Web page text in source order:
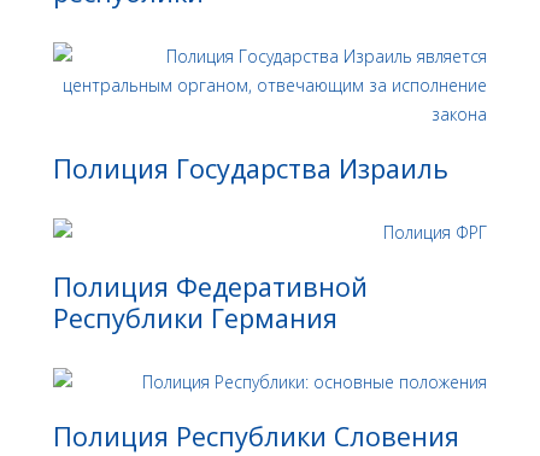
Полиция Государства Израиль
Полиция Федеративной
Республики Германия
Полиция Республики Словения